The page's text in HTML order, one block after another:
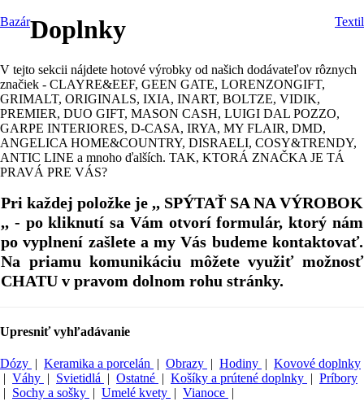
Bazár Textil
Doplnky
V tejto sekcii nájdete hotové výrobky od našich dodávateľov rôznych
značiek - CLAYRE&EEF, GEEN GATE, LORENZONGIFT,
GRIMALT, ORIGINALS, IXIA, INART, BOLTZE, VIDIK,
PREMIER, DUO GIFT, MASON CASH, LUIGI DAL POZZO,
GARPE INTERIORES, D-CASA, IRYA, MY FLAIR, DMD,
ANGELICA HOME&COUNTRY, DISRAELI, COSY&TRENDY,
ANTIC LINE a mnoho ďalších. TAK, KTORÁ ZNAČKA JE TÁ
PRAVÁ PRE VÁS?
Pri každej položke je ,, SPÝTAŤ SA NA VÝROBOK
,, - po kliknutí sa Vám otvorí formulár, ktorý nám
po vyplnení zašlete a my Vás budeme kontaktovať.
Na priamu komunikáciu môžete využiť možnosť
CHATU v pravom dolnom rohu stránky.
Upresniť vyhľadávanie
Dózy | Keramika a porcelán | Obrazy | Hodiny | Kovové doplnky
| Váhy | Svietidlá | Ostatné | Košíky a prútené doplnky | Príbory
| Sochy a sošky | Umelé kvety | Vianoce |